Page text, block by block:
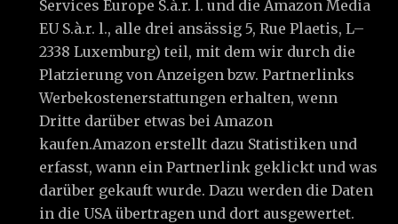
Services Europe S.à.r. l. und die Amazon Media
EU S.à.r. l., alle drei ansässig 5, Rue Plaetis, L–
2338 Luxemburg) teil, mit dem wir durch die
Platzierung von Anzeigen bzw. Partnerlinks
Werbekostenerstattungen erhalten, wenn
Dritte darüber etwas bei Amazon
kaufen.Amazon erstellt dazu Statistiken und
erfasst, wann ein Partnerlink geklickt und was
darüber gekauft wurde. Dazu werden die Daten
in die USA übertragen und dort ausgewertet.